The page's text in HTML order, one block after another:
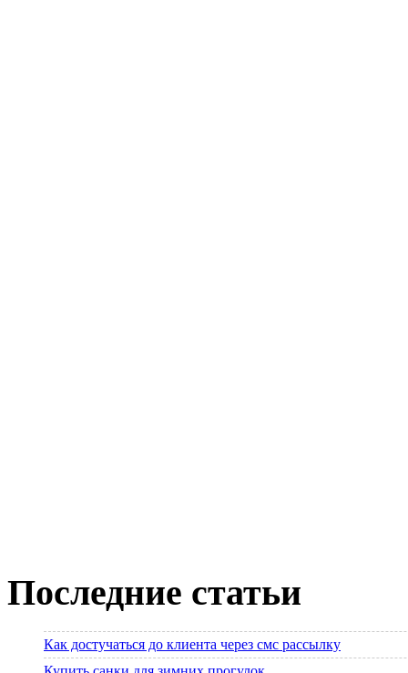
Последние статьи
Как достучаться до клиента через смс рассылку